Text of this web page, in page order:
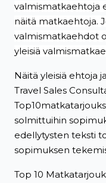
valmismatkaehtoja
näitä matkaehtoja.
valmismatkaehdot
yleisiä
Näitä yleisiä ehtoja
Travel Sales
solmittuihin
edellytysten teksti
sopimuksen
Top 10